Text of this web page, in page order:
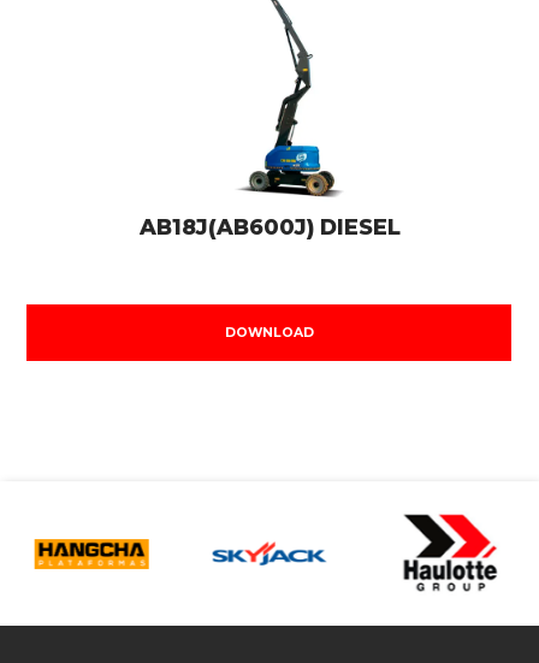
AB18J(AB600J) DIESEL
DOWNLOAD